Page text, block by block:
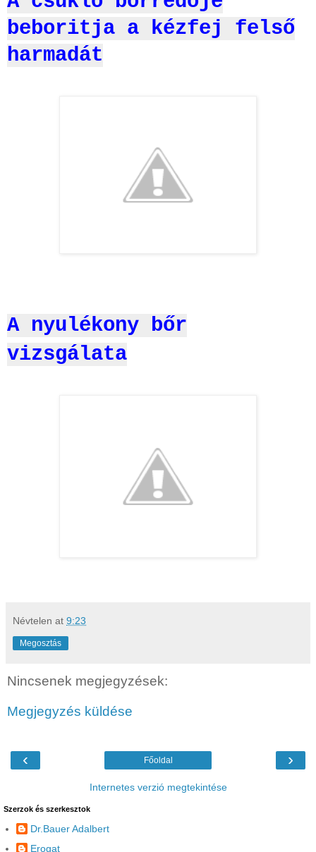
beboritja a kézfej felső
harmadát
A nyulékony bőr
vizsgálata
Névtelen at 9:23
Megosztás
Nincsenek megjegyzések:
Megjegyzés küldése
‹ ›
Főoldal
Internetes verzió megtekintése
Szerzok és szerkesztok
Dr.Bauer Adalbert
Erogat